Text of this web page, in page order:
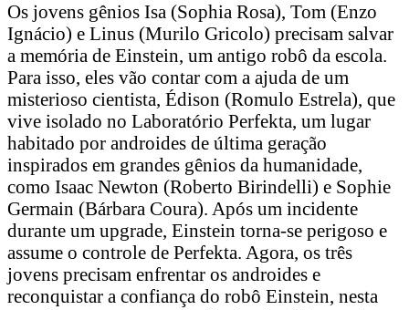
Os jovens gênios Isa (Sophia Rosa), Tom (Enzo
Ignácio) e Linus (Murilo Gricolo) precisam salvar
a memória de Einstein, um antigo robô da escola.
Para isso, eles vão contar com a ajuda de um
misterioso cientista, Édison (Romulo Estrela), que
vive isolado no Laboratório Perfekta, um lugar
habitado por androides de última geração
inspirados em grandes gênios da humanidade,
como Isaac Newton (Roberto Birindelli) e Sophie
Germain (Bárbara Coura). Após um incidente
durante um upgrade, Einstein torna-se perigoso e
assume o controle de Perfekta. Agora, os três
jovens precisam enfrentar os androides e
reconquistar a confiança do robô Einstein, nesta